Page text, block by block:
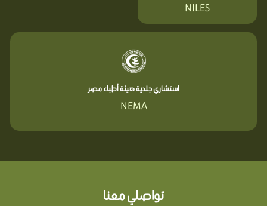
NILES
استشاري جلدية هيئة أطباء مصر
NEMA
تواصلي معنا